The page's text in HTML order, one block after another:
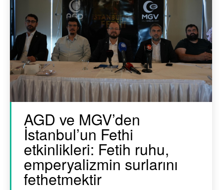
AGD ve MGV’den
İstanbul’un Fethi
etkinlikleri: Fetih ruhu,
emperyalizmin surlarını
fethetmektir